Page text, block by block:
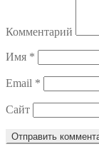
Комментарий
Имя *
Email *
Сайт